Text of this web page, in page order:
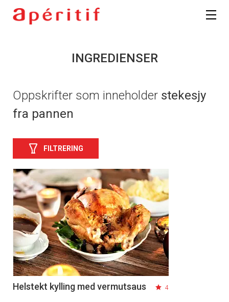
INGREDIENSER
Oppskrifter som inneholder stekesjy
fra pannen
FILTRERING
Helstekt kylling med vermutsaus 4